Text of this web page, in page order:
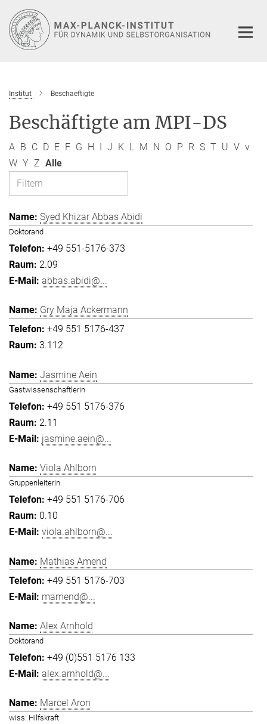
Hauptinhalt
Institut Beschaeftigte
Beschäftigte am MPI-DS
A B C D E F G H I J K L M N O P R S T U V v
W Y Z Alle
Syed Khizar Abbas Abidi
Doktorand
+49 551-5176-373
2.09
abbas.abidi@...
Gry Maja Ackermann
+49 551 5176-437
3.112
Jasmine Aein
Gastwissenschaftlerin
+49 551 5176-376
2.11
jasmine.aein@...
Viola Ahlborn
Gruppenleiterin
+49 551 5176-706
0.10
viola.ahlborn@...
Mathias Amend
+49 551 5176-703
mamend@...
Alex Arnhold
Doktorand
+49 (0)551 5176 133
alex.arnhold@...
Marcel Aron
wiss. Hilfskraft